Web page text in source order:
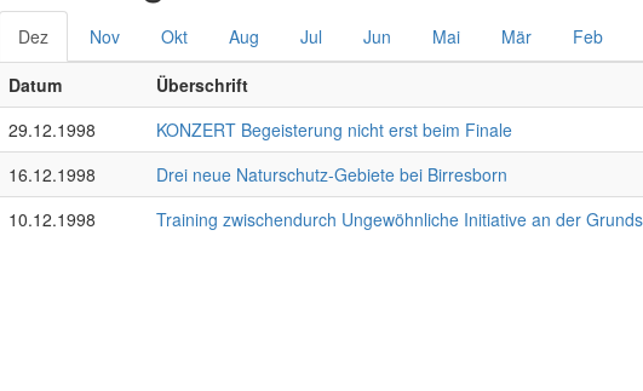
Dez Nov Okt Aug Jul Jun Mai Mär Feb
Datum
Überschrift
29.12.1998
KONZERT Begeisterung nicht erst beim Finale
16.12.1998
Drei neue Naturschutz-Gebiete bei Birresborn
10.12.1998
Training zwischendurch Ungewöhnliche Initiative an der